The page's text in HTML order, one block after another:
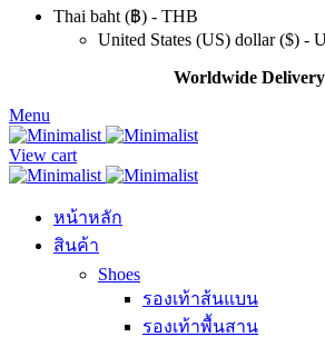
Thai baht (฿) - THB
United States (US) dollar ($) -
Worldwide Delivery
Menu
View cart
หน้าหลัก
สินค้า
Shoes
รองเท้าส้นแบน
รองเท้าพื้นสาน